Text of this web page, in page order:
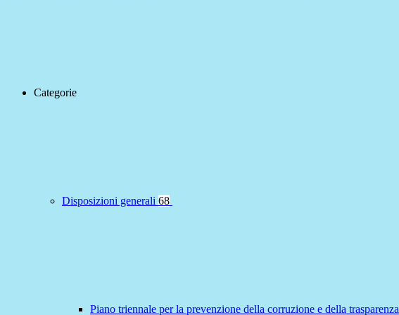
Categorie
Disposizioni generali 68
Piano triennale per la prevenzione della corruzione e della trasparenza